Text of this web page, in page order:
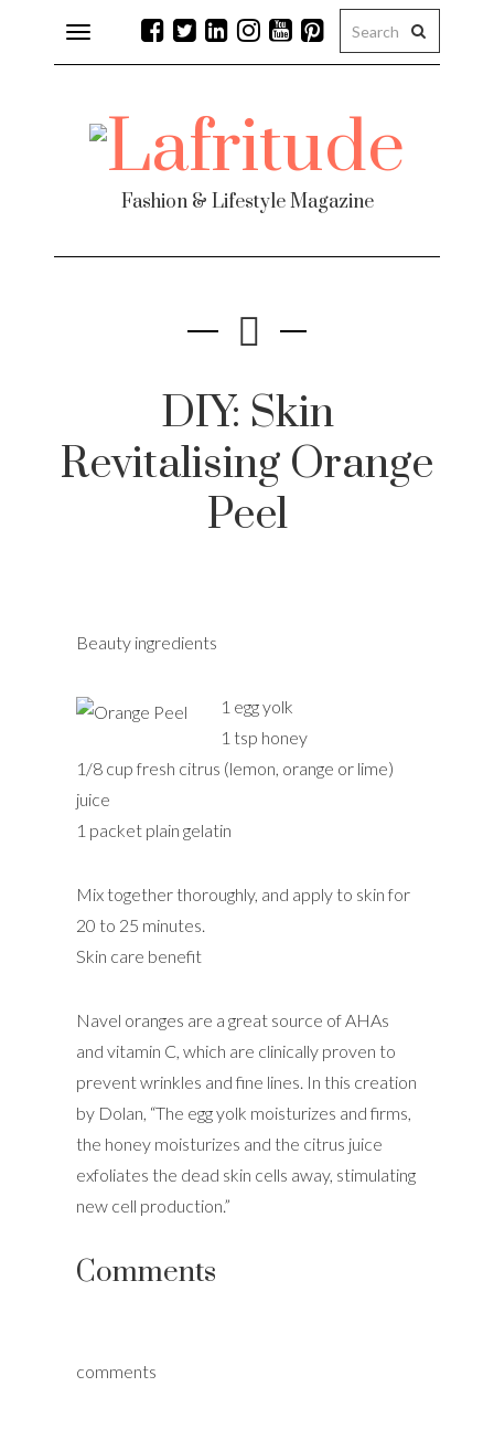
Toggle
navigation
Fashion & Lifestyle Magazine
DIY: Skin
Revitalising Orange
Peel
Beauty ingredients
1 egg yolk
1 tsp honey
1/8 cup fresh citrus (lemon, orange or lime)
juice
1 packet plain gelatin
Mix together thoroughly, and apply to skin for
20 to 25 minutes.
Skin care benefit
Navel oranges are a great source of AHAs
and vitamin C, which are clinically proven to
prevent wrinkles and fine lines. In this creation
by Dolan, “The egg yolk moisturizes and firms,
the honey moisturizes and the citrus juice
exfoliates the dead skin cells away, stimulating
new cell production.”
Comments
comments